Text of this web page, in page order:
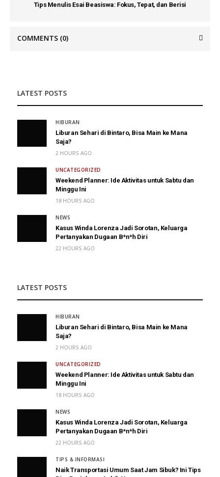
Tips Menulis Esai Beasiswa: Fokus, Tepat, dan Berisi
COMMENTS (0)
LATEST POSTS
HIBURAN
Liburan Sehari di Bintaro, Bisa Main ke Mana
Saja?
2 HOURS AGO
UNCATEGORIZED
Weekend Planner: Ide Aktivitas untuk Sabtu dan
Minggu Ini
18 HOURS AGO
NEWS
Kasus Winda Lorenza Jadi Sorotan, Keluarga
Pertanyakan Dugaan B*n*h Diri
22 HOURS AGO
LATEST POSTS
HIBURAN
Liburan Sehari di Bintaro, Bisa Main ke Mana
Saja?
2 HOURS AGO
UNCATEGORIZED
Weekend Planner: Ide Aktivitas untuk Sabtu dan
Minggu Ini
18 HOURS AGO
NEWS
Kasus Winda Lorenza Jadi Sorotan, Keluarga
Pertanyakan Dugaan B*n*h Diri
22 HOURS AGO
TIPS & INFORMASI
Naik Transportasi Umum Saat Jam Sibuk? Ini Tips